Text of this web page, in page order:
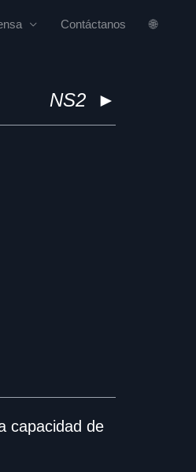
Contáctanos 🌐
►
NS2
capacidad de